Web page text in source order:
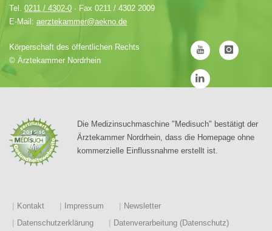
Tel. 0211 / 4302-0 · Fax 0211 / 4302 2009
E-Mail: aerztekammer@aekno.de
Körperschaft des öffentlichen Rechts
© Ärztekammer Nordrhein
Die Medizinsuchmaschine "Medisuch" bestätigt der
Ärztekammer Nordrhein, dass die Homepage ohne
kommerzielle Einflussnahme erstellt ist.
Kontakt Impressum
Newsletter
Datenschutzerklärung
Datenverarbeitung (Datenschutz)